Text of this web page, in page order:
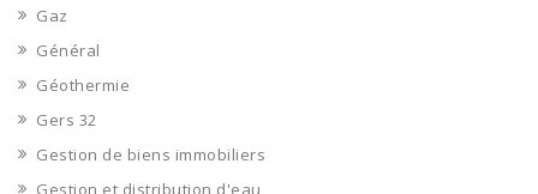
Gaz
Général
Géothermie
Gers 32
Gestion de biens immobiliers
Gestion et distribution d'eau